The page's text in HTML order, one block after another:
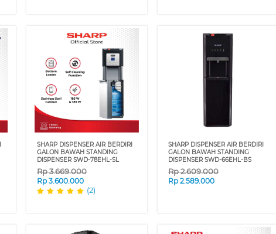
SHARP DISPENSER AIR BERDIRI
GALON BAWAH STANDING
DISPENSER SWD-78EHL-SL
Rp3.669.000
Rp 3.600.000
(2)
SHARP DISPENSER AIR BERDIRI
GALON BAWAH STANDING
DISPENSER SWD-66EHL-BS
Rp2.609.000
Rp2.589.000